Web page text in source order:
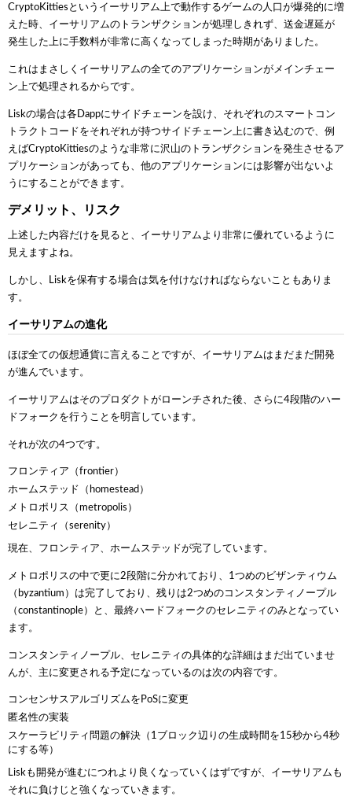
CryptoKittiesというイーサリアム上で動作するゲームの人口が爆発的に増
えた時、イーサリアムのトランザクションが処理しきれず、送金遅延が
発生した上に手数料が非常に高くなってしまった時期がありました。
これはまさしくイーサリアムの全てのアプリケーションがメインチェー
ン上で処理されるからです。
Liskの場合は各Dappにサイドチェーンを設け、それぞれのスマートコン
トラクトコードをそれぞれが持つサイドチェーン上に書き込むので、例
えばCryptoKittiesのような非常に沢山のトランザクションを発生させるア
プリケーションがあっても、他のアプリケーションには影響が出ないよ
うにすることができます。
デメリット、リスク
上述した内容だけを見ると、イーサリアムより非常に優れているように
見えますよね。
しかし、Liskを保有する場合は気を付けなければならないこともありま
す。
イーサリアムの進化
ほぼ全ての仮想通貨に言えることですが、イーサリアムはまだまだ開発
が進んでいます。
イーサリアムはそのプロダクトがローンチされた後、さらに4段階のハー
ドフォークを行うことを明言しています。
それが次の4つです。
フロンティア（frontier）
ホームステッド（homestead）
メトロポリス（metropolis）
セレニティ（serenity）
現在、フロンティア、ホームステッドが完了しています。
メトロポリスの中で更に2段階に分かれており、1つめのビザンティウム
（byzantium）は完了しており、残りは2つめのコンスタンティノープル
（constantinople）と、最終ハードフォークのセレニティのみとなってい
ます。
コンスタンティノープル、セレニティの具体的な詳細はまだ出ていませ
んが、主に変更される予定になっているのは次の内容です。
コンセンサスアルゴリズムをPoSに変更
匿名性の実装
スケーラビリティ問題の解決（1ブロック辺りの生成時間を15秒から4秒
にする等）
Liskも開発が進むにつれより良くなっていくはずですが、イーサリアムも
それに負けじと強くなっていきます。